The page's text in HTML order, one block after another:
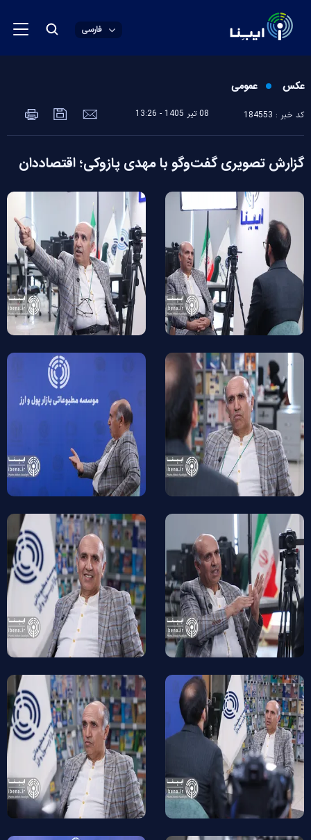
فارسی
عکس عمومی
کد خبر : 184553 08 تير 1405 - 13:26
گزارش تصویری گفت‌وگو با مهدی پازوکی؛ اقتصاددان